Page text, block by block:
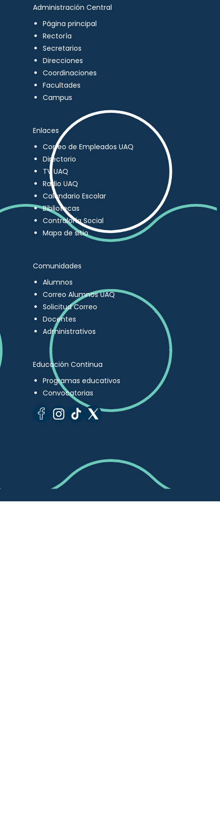
Administración Central
Página principal
Rectoría
Secretarios
Direcciones
Coordinaciones
Facultades
Campus
Enlaces
Correo de Empleados UAQ
Directorio
TV UAQ
Radio UAQ
Calendario Escolar
Bibliotecas
Contraloría Social
Mapa de sitio
Comunidades
Alumnos
Correo Alumnos UAQ
Solicitud Correo
Docentes
Administrativos
Educación Continua
Programas educativos
Convocatorias